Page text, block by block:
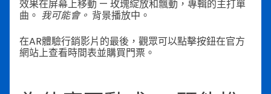
效果在屏幕上移動 — 玫瑰綻放和飄動，專輯的主打單
曲。 我可能會。 背景播放中。
在AR體驗行銷影片的最後，觀眾可以點擊按鈕在官方
網站上查看時間表並購買門票。